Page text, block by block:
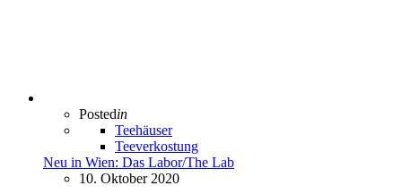
Postedin
Teehäuser
Teeverkostung
Neu in Wien: Das Labor/The Lab
10. Oktober 2020